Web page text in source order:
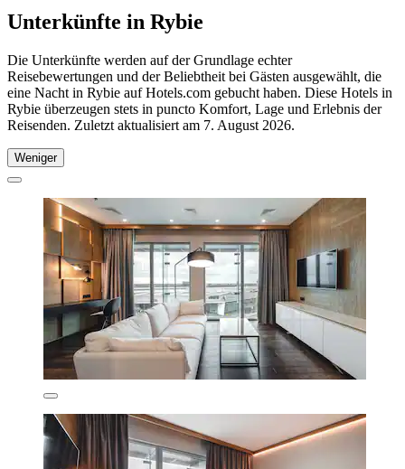
Unterkünfte in Rybie
Die Unterkünfte werden auf der Grundlage echter
Reisebewertungen und der Beliebtheit bei Gästen ausgewählt, die
eine Nacht in Rybie auf Hotels.com gebucht haben. Diese Hotels in
Rybie überzeugen stets in puncto Komfort, Lage und Erlebnis der
Reisenden. Zuletzt aktualisiert am 7. August 2026.
Weniger